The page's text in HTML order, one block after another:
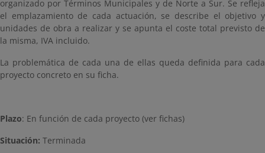
organizado por Términos Municipales y de Norte a Sur. Se refleja
el emplazamiento de cada actuación, se describe el objetivo y
unidades de obra a realizar y se apunta el coste total previsto de
la misma, IVA incluido.
La problemática de cada una de ellas queda definida para cada
proyecto concreto en su ficha.
Plazo: En función de cada proyecto (ver fichas)
Situación: Terminada